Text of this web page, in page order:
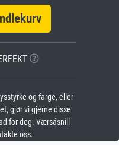
og farge, eller
gjør vi gjerne disse
for deg. Værsåsnill
oss.